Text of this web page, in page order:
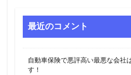
最近のコメント
自動車保険で悪評高い最悪な会社
す！